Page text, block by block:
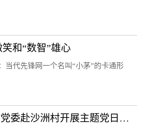
和“数智”雄心
当代先锋网一个名叫“小茅”的卡通形
娄底市新华书店党委赴沙洲村开展主题党日活动